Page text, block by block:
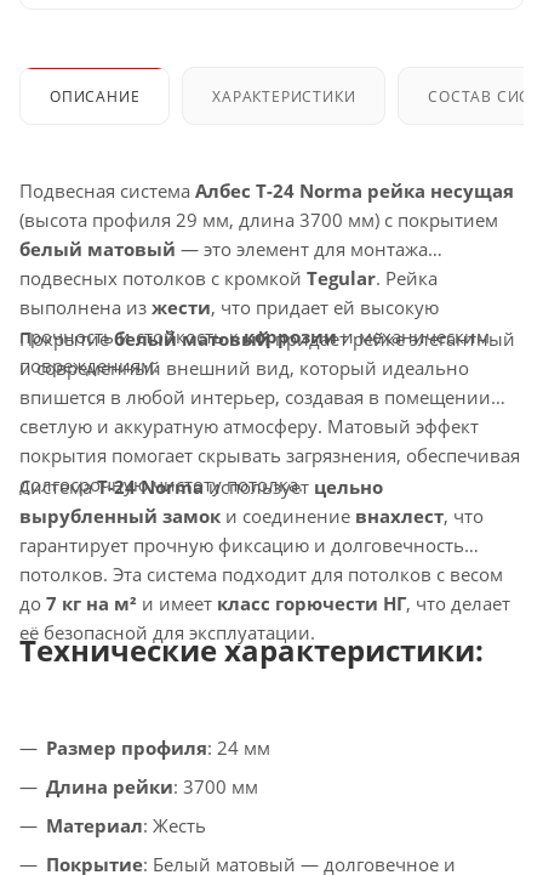
ОПИСАНИЕ ХАРАКТЕРИСТИКИ СОСТАВ
Подвесная система Албес T-24 Norma рейка несущая
(высота профиля 29 мм, длина 3700 мм) с покрытием
белый матовый — это элемент для монтажа
подвесных потолков с кромкой Tegular. Рейка
выполнена из жести, что придает ей высокую
прочность и стойкость ккоррозиии механическим
повреждениям.
Покрытиебелый матовыйпридает рейке элегантный
и современный внешний вид, который идеально
впишется в любой интерьер, создавая в помещении
светлую и аккуратную атмосферу. Матовый эффект
покрытия помогает скрывать загрязнения, обеспечивая
долгосрочную чистоту потолка.
СистемаT-24 Normaиспользует цельно
вырубленный замок и соединение внахлест, что
гарантирует прочную фиксацию и долговечность
потолков. Эта система подходит для потолков с весом
до 7 кг на м² и имеет класс горючести НГ, что делает
её безопасной для эксплуатации.
Технические характеристики:
Размер профиля: 24 мм
Длина рейки: 3700 мм
Материал: Жесть
Покрытие: Белый матовый — долговечное и